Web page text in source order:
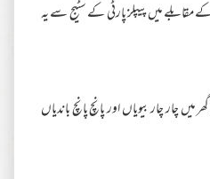
مقابلے میں پیپلز پارٹی کے سٹیج سے یہ
میں چار چار بیویاں اور پانچ پانچ باندیاں